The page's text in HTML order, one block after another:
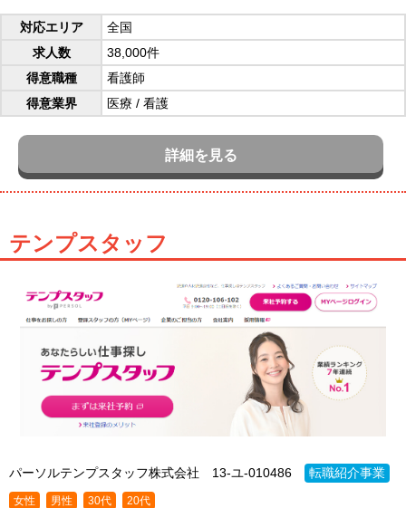
対応エリア
全国
求人数
38,000件
得意職種
看護師
得意業界
医療 / 看護
詳細を見る
テンプスタッフ
パーソルテンプスタッフ株式会社 13-ユ-010486 転職紹介事業
女性 男性 30代 20代